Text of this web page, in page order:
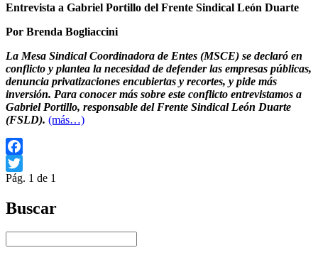
Entrevista a Gabriel Portillo del Frente Sindical León Duarte
Por Brenda Bogliaccini
La Mesa Sindical Coordinadora de Entes (MSCE) se declaró en
conflicto y plantea la necesidad de defender las empresas públicas,
denuncia privatizaciones encubiertas y recortes, y pide más
inversión. Para conocer más sobre este conflicto entrevistamos a
Gabriel Portillo, responsable del Frente Sindical León Duarte
(FSLD). (más…)
Facebook
Twitter
Pág. 1 de 1
Buscar